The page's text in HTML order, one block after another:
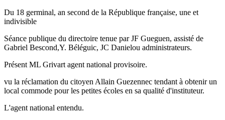
Du 18 germinal, an second de la République française, une et
indivisible
Séance publique du directoire tenue par JF Gueguen, assisté de
Gabriel Bescond,Y. Béléguic, JC Danielou administrateurs.
Présent ML Grivart agent national provisoire.
vu la réclamation du citoyen Allain Guezennec tendant à obtenir un
local commode pour les petites écoles en sa qualité d'instituteur.
L'agent national entendu.